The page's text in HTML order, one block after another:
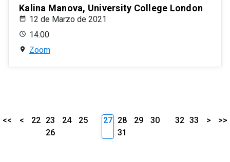
Kalina Manova, University College London
12 de Marzo de 2021
14:00
Zoom
<< < 22 23 24
25
26
27 28 29
30
31
32 33 > >>